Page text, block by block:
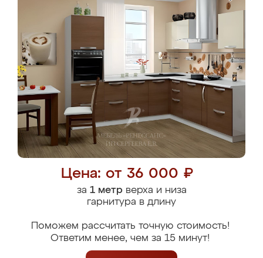
Цена: от 36 000 ₽
за 1 метрверха и низа
гарнитура в длину
Поможем рассчитать точную стоимость!
Ответим менее, чем за 15 минут!